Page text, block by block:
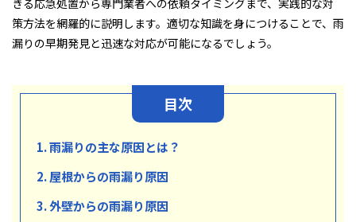
きる応急処置から専門業者への依頼タイミングまで、実践的な対
策方法を網羅的に説明します。適切な知識を身につけることで、雨
漏りの早期発見と迅速な対応が可能になるでしょう。
目次
1. 雨漏りの主な原因とは？
2. 屋根からの雨漏り原因
3. 外壁からの雨漏り原因